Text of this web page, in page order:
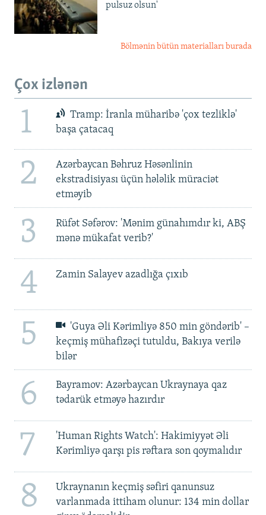
pulsuz olsun'
Bölmənin bütün materialları burada
Çox izlənən
1
Tramp: İranla müharibə 'çox tezliklə'
başa çatacaq
2
Azərbaycan Bəhruz Həsənlinin
ekstradisiyası üçün hələlik müraciət
etməyib
3
Rüfət Səfərov: 'Mənim günahımdır ki, ABŞ
mənə mükafat verib?'
4 Zamin Salayev azadlığa çıxıb
5
'Guya Əli Kərimliyə 850 min göndərib' –
keçmiş mühafizəçi tutuldu, Bakıya verilə
bilər
6
Bayramov: Azərbaycan Ukraynaya qaz
tədarük etməyə hazırdır
7
'Human Rights Watch': Hakimiyyət Əli
Kərimliyə qarşı pis rəftara son qoymalıdır
8
Ukraynanın keçmiş səfiri qanunsuz
varlanmada ittiham olunur: 134 min dollar